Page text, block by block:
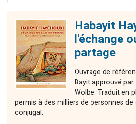
Habayit
l'échange
partage
Ouvrage de
Bayit approuvé par
Wolbe. Traduit en
permis à des milliers de personnes
conjugal.